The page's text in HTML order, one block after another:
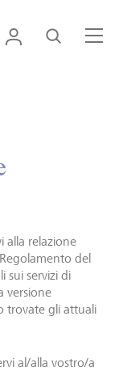
• italiano
Login Cerca
alla relazione
del
sui servizi di
versione
trovate gli attuali
al/alla vostro/a